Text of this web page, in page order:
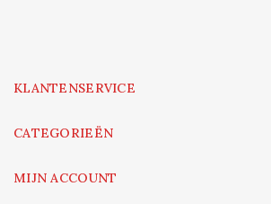
KLANTENSERVICE
CATEGORIEËN
MIJN ACCOUNT